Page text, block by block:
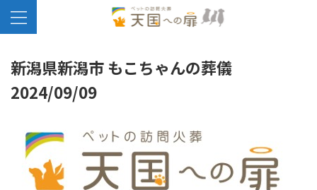
新潟県新潟市 もこちゃんの葬儀
2024/09/09